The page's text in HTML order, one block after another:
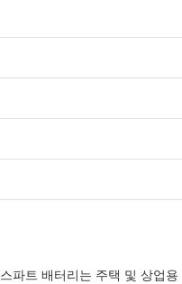
파트 배터리는 주택 및 상업